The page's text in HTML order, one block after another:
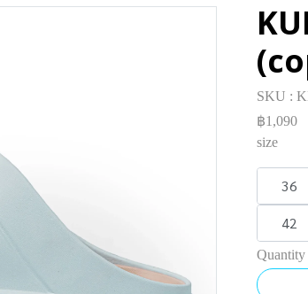
SKU :
฿1,090
size
36
42
Quantity